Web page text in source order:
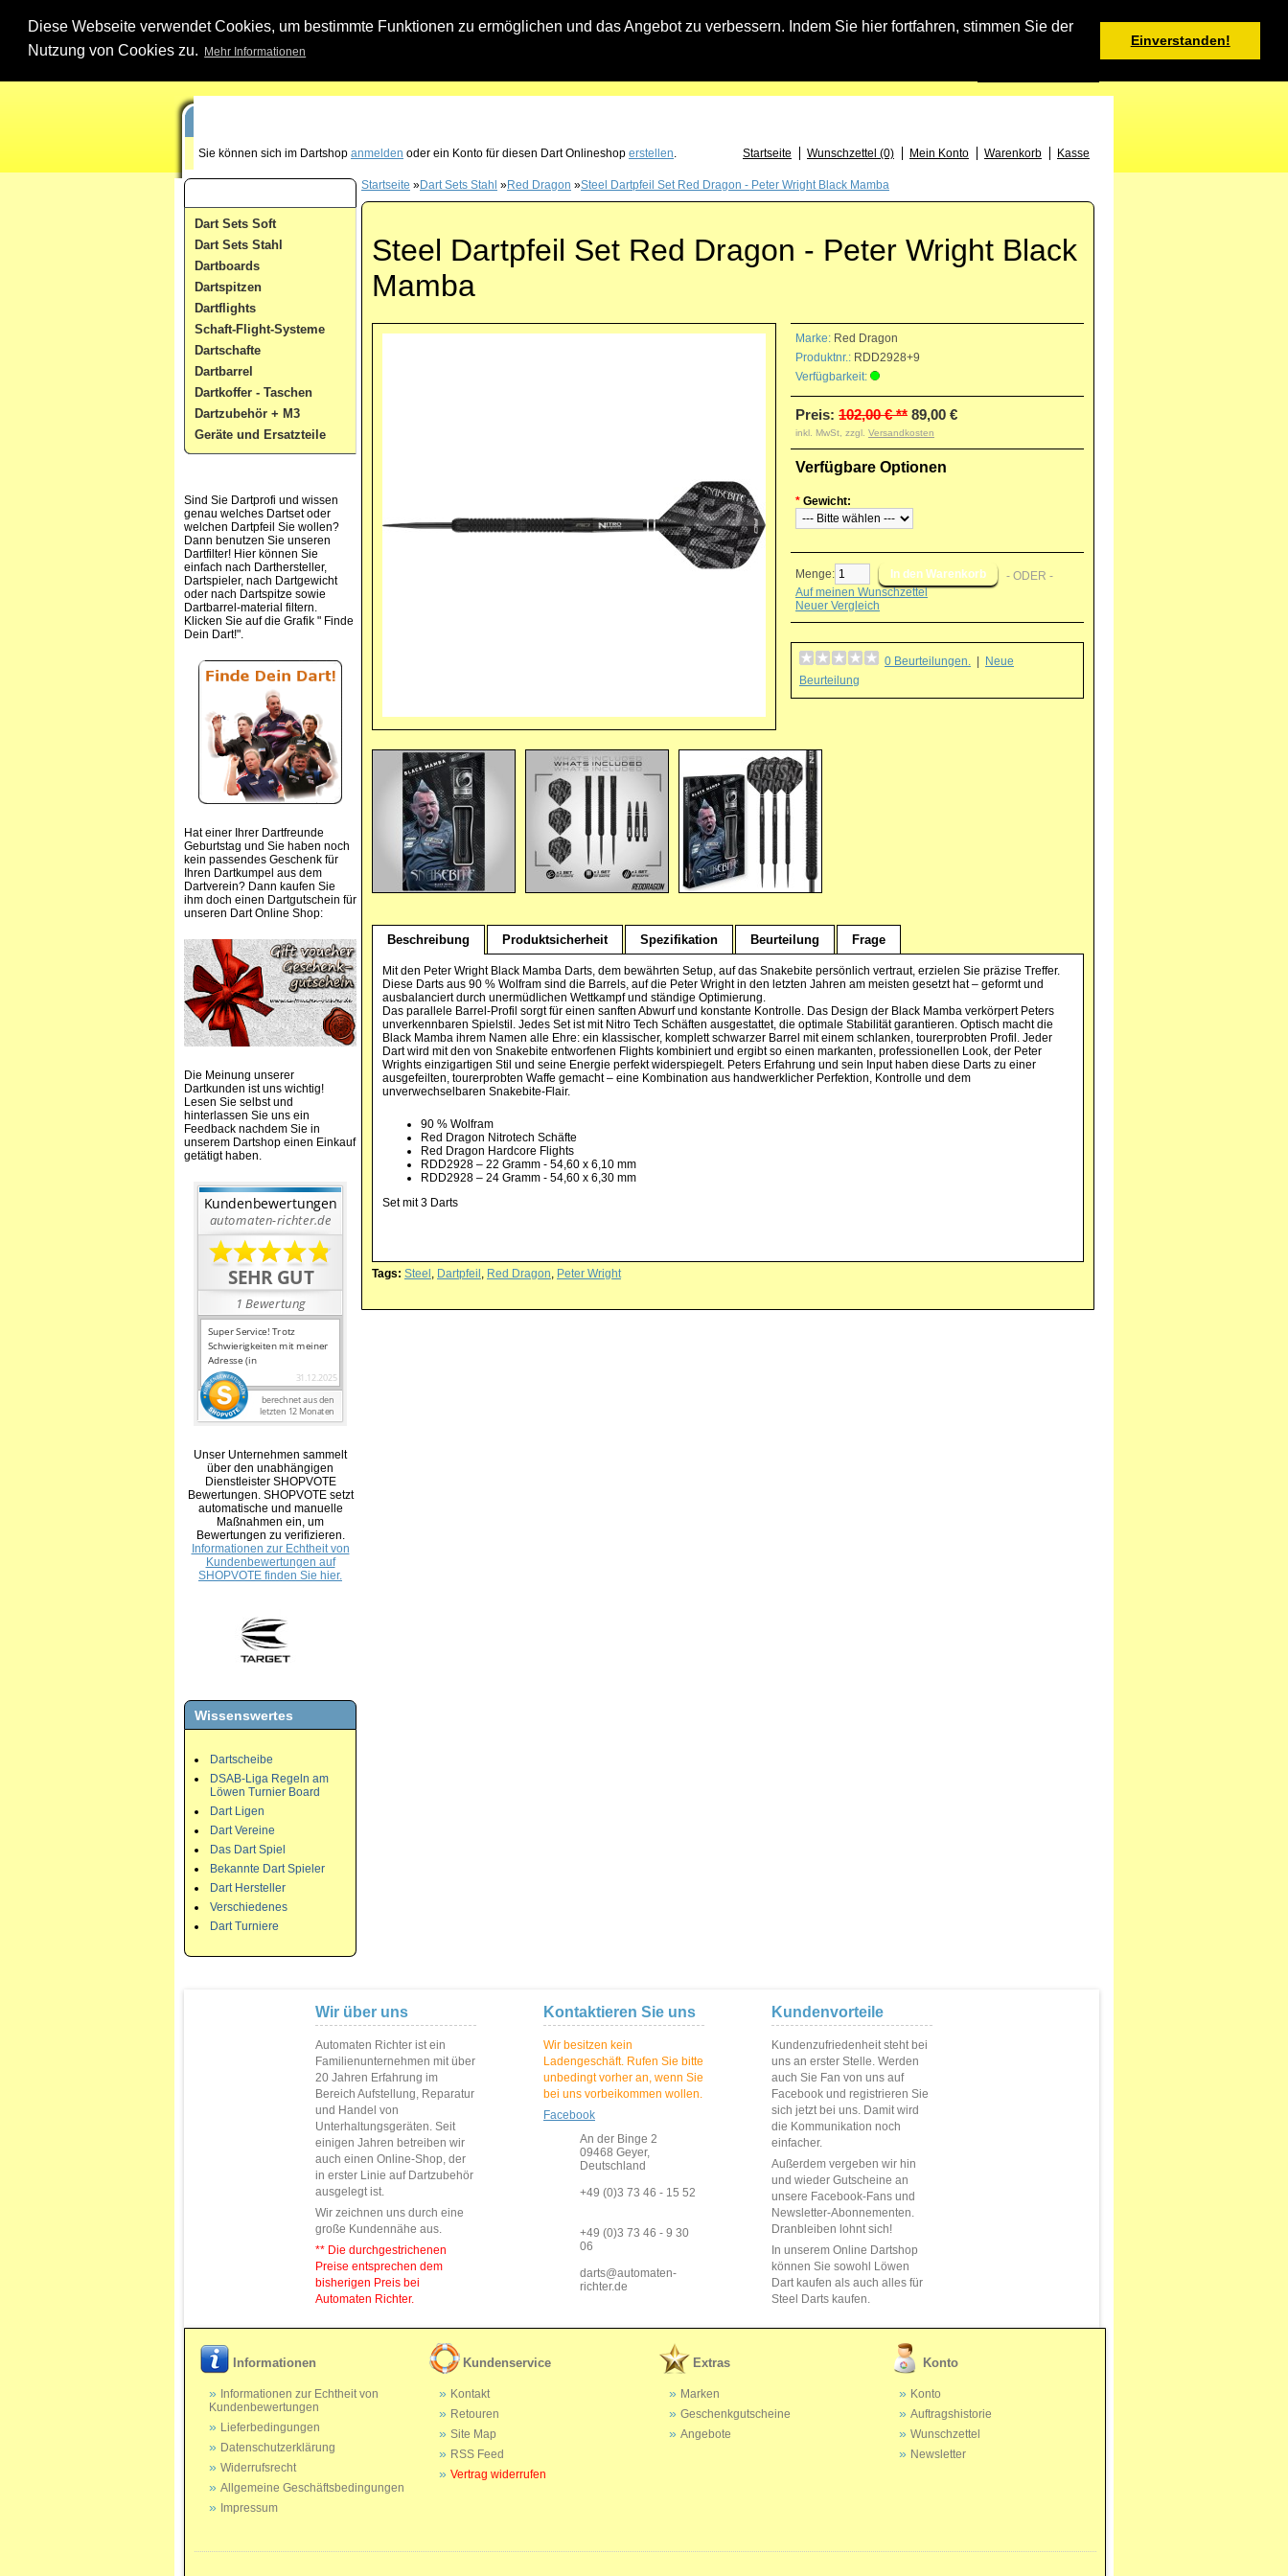
Diese Webseite verwendet Cookies, um bestimmte Funktionen zu ermöglichen und das Angebot zu verbessern. Indem Sie hier fortfahren, stimmen Sie der
Nutzung von Cookies zu.
Mehr Informationen
Einverstanden!
Warenkorb
Sie können sich im Dartshop anmelden oder ein Konto für diesen Dart Onlineshop erstellen. Startseite Wunschzettel (0) Mein Konto Warenkorb Kasse
Dart Sets Soft
Dart Sets Stahl
Dartboards
Dartspitzen
Dartflights
Schaft-Flight-Systeme
Dartschafte
Dartbarrel
Dartkoffer - Taschen
Dartzubehör + M3
Geräte und Ersatzteile
Sind Sie Dartprofi und wissen
genau welches Dartset oder
welchen Dartpfeil Sie wollen?
Dann benutzen Sie unseren
Dartfilter! Hier können Sie
einfach nach Darthersteller,
Dartspieler, nach Dartgewicht
oder nach Dartspitze sowie
Dartbarrel-material filtern.
Klicken Sie auf die Grafik " Finde
Dein Dart!".
Hat einer Ihrer Dartfreunde
Geburtstag und Sie haben noch
kein passendes Geschenk für
Ihren Dartkumpel aus dem
Dartverein? Dann kaufen Sie
ihm doch einen Dartgutschein für
unseren Dart Online Shop:
Die Meinung unserer
Dartkunden ist uns wichtig!
Lesen Sie selbst und
hinterlassen Sie uns ein
Feedback nachdem Sie in
unserem Dartshop einen Einkauf
getätigt haben.
Unser Unternehmen sammelt
über den unabhängigen
Dienstleister SHOPVOTE
Bewertungen. SHOPVOTE setzt
automatische und manuelle
Maßnahmen ein, um
Bewertungen zu verifizieren.
Informationen zur Echtheit von
Kundenbewertungen auf
SHOPVOTE finden Sie hier.
Wissenswertes
Dartscheibe
DSAB-Liga Regeln am
Löwen Turnier Board
Dart Ligen
Dart Vereine
Das Dart Spiel
Bekannte Dart Spieler
Dart Hersteller
Verschiedenes
Dart Turniere
Startseite »Dart Sets Stahl »Red Dragon »Steel Dartpfeil Set Red Dragon - Peter Wright Black Mamba
Steel Dartpfeil Set Red Dragon - Peter Wright Black
Mamba
Marke: Red Dragon
Produktnr.: RDD2928+9
Verfügbarkeit:
Preis: 102,00 € ** 89,00 €
inkl. MwSt, zzgl. Versandkosten
Verfügbare Optionen
* Gewicht:
Menge:
- ODER -
Auf meinen Wunschzettel
Neuer Vergleich
0 Beurteilungen.
Neue
Beurteilung
Beschreibung Produktsicherheit Spezifikation Beurteilung Frage
Mit den Peter Wright Black Mamba Darts, dem bewährten Setup, auf das Snakebite persönlich vertraut, erzielen Sie präzise Treffer.
Diese Darts aus 90 % Wolfram sind die Barrels, auf die Peter Wright in den letzten Jahren am meisten gesetzt hat – geformt und
ausbalanciert durch unermüdlichen Wettkampf und ständige Optimierung.
Das parallele Barrel-Profil sorgt für einen sanften Abwurf und konstante Kontrolle. Das Design der Black Mamba verkörpert Peters
unverkennbaren Spielstil. Jedes Set ist mit Nitro Tech Schäften ausgestattet, die optimale Stabilität garantieren. Optisch macht die
Black Mamba ihrem Namen alle Ehre: ein klassischer, komplett schwarzer Barrel mit einem schlanken, tourerprobten Profil. Jeder
Dart wird mit den von Snakebite entworfenen Flights kombiniert und ergibt so einen markanten, professionellen Look, der Peter
Wrights einzigartigen Stil und seine Energie perfekt widerspiegelt. Peters Erfahrung und sein Input haben diese Darts zu einer
ausgefeilten, tourerprobten Waffe gemacht – eine Kombination aus handwerklicher Perfektion, Kontrolle und dem
unverwechselbaren Snakebite-Flair.
90 % Wolfram
Red Dragon Nitrotech Schäfte
Red Dragon Hardcore Flights
RDD2928 – 22 Gramm - 54,60 x 6,10 mm
RDD2928 – 24 Gramm - 54,60 x 6,30 mm
Set mit 3 Darts
Tags: Steel , Dartpfeil , Red Dragon, Peter Wright
Wir über uns
Automaten Richter ist ein
Familienunternehmen mit über
20 Jahren Erfahrung im
Bereich Aufstellung, Reparatur
und Handel von
Unterhaltungsgeräten. Seit
einigen Jahren betreiben wir
auch einen Online-Shop, der
in erster Linie auf Dartzubehör
ausgelegt ist.
Wir zeichnen uns durch eine
große Kundennähe aus.
** Die durchgestrichenen
Preise entsprechen dem
bisherigen Preis bei
Automaten Richter.
Kontaktieren Sie uns
Wir besitzen kein
Ladengeschäft. Rufen Sie bitte
unbedingt vorher an, wenn Sie
bei uns vorbeikommen wollen.
Facebook
An der Binge 2
09468 Geyer,
Deutschland
+49 (0)3 73 46 - 15 52
+49 (0)3 73 46 - 9 30
06
darts@automaten-
richter.de
Kundenvorteile
Kundenzufriedenheit steht bei
uns an erster Stelle. Werden
auch Sie Fan von uns auf
Facebook und registrieren Sie
sich jetzt bei uns. Damit wird
die Kommunikation noch
einfacher.
Außerdem vergeben wir hin
und wieder Gutscheine an
unsere Facebook-Fans und
Newsletter-Abonnementen.
Dranbleiben lohnt sich!
In unserem Online Dartshop
können Sie sowohl Löwen
Dart kaufen als auch alles für
Steel Darts kaufen.
Informationen
Informationen zur Echtheit von
Kundenbewertungen
Lieferbedingungen
Datenschutzerklärung
Widerrufsrecht
Allgemeine Geschäftsbedingungen
Impressum
Kundenservice
Kontakt
Retouren
Site Map
RSS Feed
Vertrag widerrufen
Extras
Marken
Geschenkgutscheine
Angebote
Konto
Konto
Auftragshistorie
Wunschzettel
Newsletter